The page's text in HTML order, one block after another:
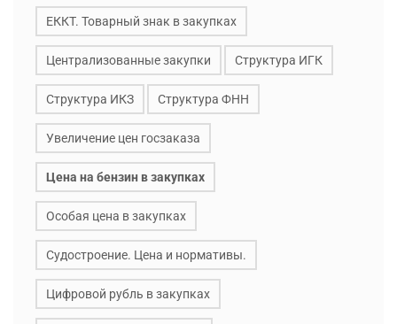
ЕККТ. Товарный знак в закупках
Централизованные закупки Структура ИГК
Структура ИКЗ Структура ФНН
Увеличение цен госзаказа
Цена на бензин в закупках
Особая цена в закупках
Судостроение. Цена и нормативы.
Цифровой рубль в закупках